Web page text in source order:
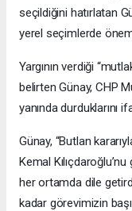
seçildiğini hatırlatan
yerel seçimlerde
Yargının verdiği
belirten Günay, CHP
yanında durduklarını
Günay, “Butlan
Kemal Kılıçdaroğlu’nu
her ortamda dile
kadar görevimizin